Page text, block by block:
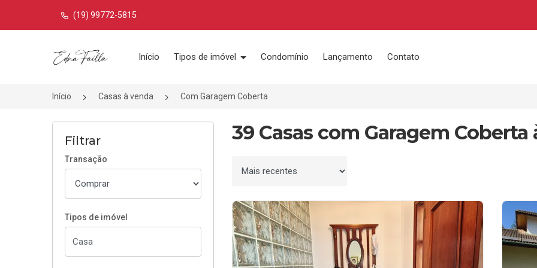
(19) 99772-5815
Página inicial
Início Tipos de imóvel Condomínio Lançamento Contato
Início Casas à venda Com Garagem Coberta
Filtrar
Transação
Tipos de imóvel
39 Casas com Garagem Coberta
Ordenar por